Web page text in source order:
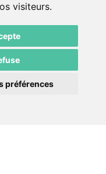
visiteurs.
préférences